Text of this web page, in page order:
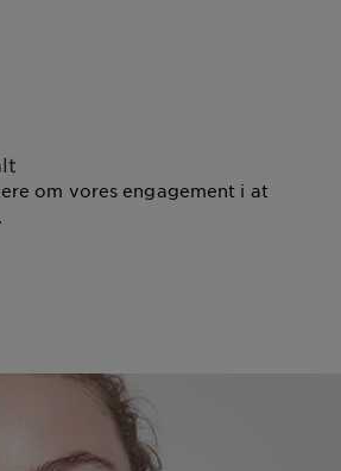
om vores engagement i at